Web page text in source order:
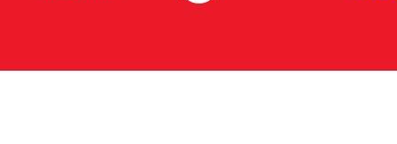
Descarga la APP